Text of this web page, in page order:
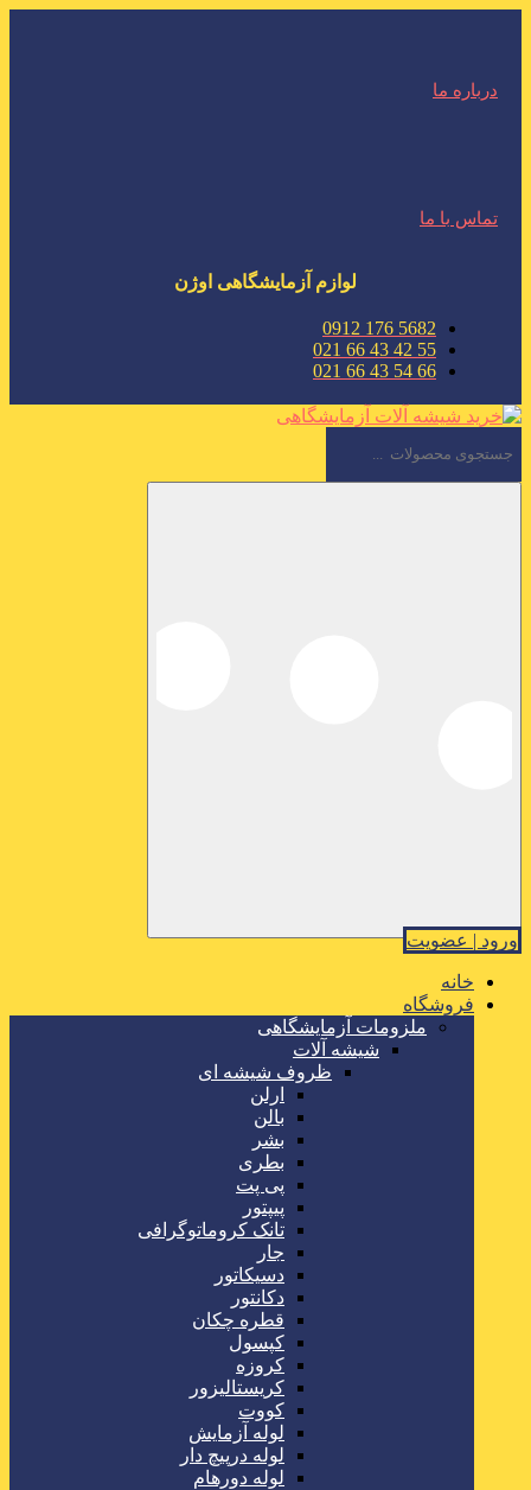
درباره ما
تماس با ما
لوازم آزمایشگاهی اوژن
5682 176 0912
55 42 43 66 021
66 54 43 66 021
ورود | عضویت
خانه
فروشگاه
ملزومات آزمایشگاهی
شیشه آلات
ظروف شیشه ای
ارلن
بالن
بشر
بطری
پی پت
پیپتور
تانک کروماتوگرافی
جار
دسیکاتور
دکانتور
قطره چکان
کپسول
کروزه
کریستالیزور
کووت
لوله آزمایش
لوله درپیچ دار
لوله دورهام